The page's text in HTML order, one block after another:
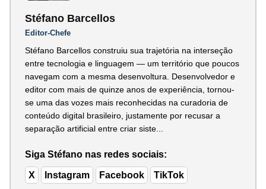
Stéfano Barcellos
Editor-Chefe
Stéfano Barcellos construiu sua trajetória na interseção
entre tecnologia e linguagem — um território que poucos
navegam com a mesma desenvoltura. Desenvolvedor e
editor com mais de quinze anos de experiência, tornou-
se uma das vozes mais reconhecidas na curadoria de
conteúdo digital brasileiro, justamente por recusar a
separação artificial entre criar siste...
Siga Stéfano nas redes sociais:
X Instagram Facebook TikTok